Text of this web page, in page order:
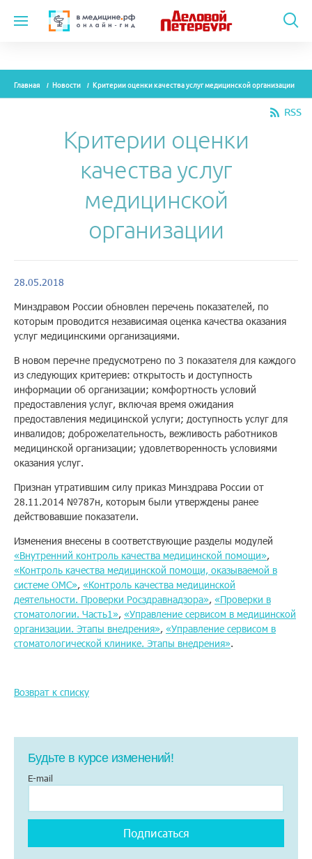
Модули
Контакты
Помощь
Заказать звонок
Тарифы
Подписка
Кабинет
Корзина
Главная Новости Критерии оценки качества услуг медицинской организации
RSS
Критерии оценки
качества услуг
медицинской
организации
28.05.2018
Минздравом России обновлен перечень показателей, по
которым проводится независимая оценка качества оказания
услуг медицинскими организациями.
В новом перечне предусмотрено по 3 показателя для каждого
из следующих критериев: открытость и доступность
информации об организации; комфортность условий
предоставления услуг, включая время ожидания
предоставления медицинской услуги; доступность услуг для
инвалидов; доброжелательность, вежливость работников
медицинской организации; удовлетворенность условиями
оказания услуг.
Признан утратившим силу приказ Минздрава России от
28.11.2014 №787н, которым были утверждены ранее
действовавшие показатели.
Изменения внесены в соответствующие разделы модулей
«Внутренний контроль качества медицинской помощи»,
«Контроль качества медицинской помощи, оказываемой в
системе ОМС», «Контроль качества медицинской
деятельности. Проверки Росздравнадзора», «Проверки в
стоматологии. Часть1», «Управление сервисом в медицинской
организации. Этапы внедрения», «Управление сервисом в
стоматологической клинике. Этапы внедрения».
Возврат к списку
Будьте в курсе изменений!
E-mail